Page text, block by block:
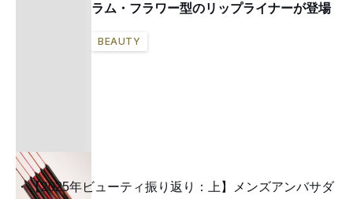
ラム・フラワー型のリップライナーが登場
BEAUTY
【2025年ビューティ振り返り：上】メンズアンバサダ